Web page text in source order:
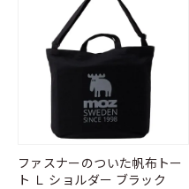
ファスナーのついた帆布トー
ト Ｌ ショルダー ブラック